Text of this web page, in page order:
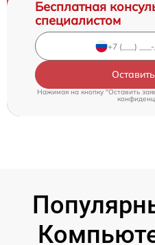
Бесплатная
специалистом
Нажимая на кнопку "Оставить